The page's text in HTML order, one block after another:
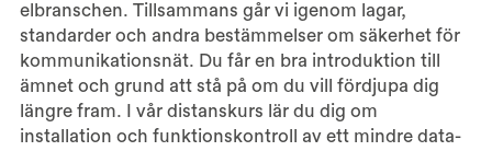
elbranschen. Tillsammans går vi igenom lagar,
standarder och andra bestämmelser om säkerhet för
kommunikationsnät. Du får en bra introduktion till
ämnet och grund att stå på om du vill fördjupa dig
längre fram. I vår distanskurs lär du dig om
installation och funktionskontroll av ett mindre data-